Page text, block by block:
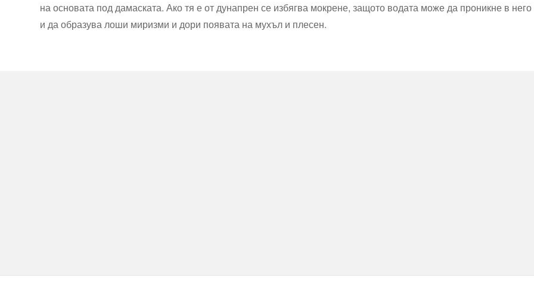
на основата под дамаската. Ако тя е от дунапрен се избягва мокрене, защото водата може да проникне в него
и да образува лоши миризми и дори появата на мухъл и плесен.